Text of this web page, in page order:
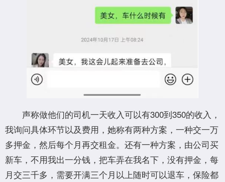
声称做他们的司机一天收入可以有300到350的收入，
我询问具体环节以及费用，她称有两种方案，一种交一万
多押金，然后每个月再交租金。还有一种方案，由公司买
新车，不用我出一分钱，把车弄在我名下，没有押金，每
月交三千多，需要开满三个月以上随时可以退车，保险都